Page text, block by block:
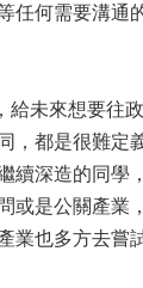
任何需要溝通
未來想要往政
，都是很難定
續深造的同學
或是公關產業
業也多方去嘗